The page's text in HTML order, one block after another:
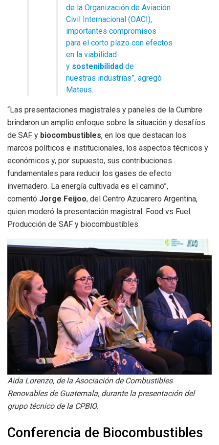
de la Organización de Aviación
Civil Internacional (OACI),
importantes compromisos
para el corto plazo con efectos
en la viabilidad
y sostenibilidad de
nuestras industrias”, agregó
Mateus.
“Las presentaciones magistrales y paneles de la Cumbre
brindaron un amplio enfoque sobre la situación y desafíos
de SAF y biocombustibles, en los que destacan los
marcos políticos e institucionales, los aspectos técnicos y
económicos y, por supuesto, sus contribuciones
fundamentales para reducir los gases de efecto
invernadero. La energía cultivada es el camino”,
comentó Jorge Feijoo, del Centro Azucarero Argentina,
quien moderó la presentación magistral: Food vs Fuel:
Producción de SAF y biocombustibles.
Aida Lorenzo, de la Asociación de Combustibles
Renovables de Guatemala, durante la presentación del
grupo técnico de la CPBIO.
Conferencia de Biocombustibles